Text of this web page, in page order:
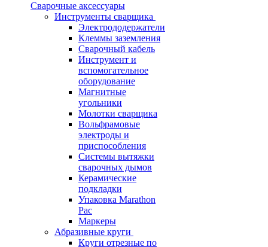
Сварочные аксессуары
Инструменты сварщика
Электрододержатели
Клеммы заземления
Сварочный кабель
Инструмент и
вспомогательное
оборудование
Магнитные
угольники
Молотки сварщика
Вольфрамовые
электроды и
приспособления
Системы вытяжки
сварочных дымов
Керамические
подкладки
Упаковка Marathon
Pac
Маркеры
Абразивные круги
Круги отрезные по